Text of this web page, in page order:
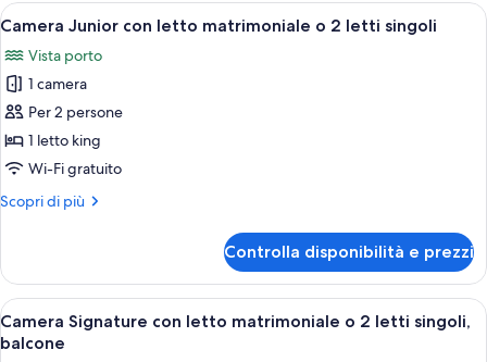
Apri
tutte
le
foto
per
Camera
Junior
letto
2
letti
singoli
Camera Junior con letto
2
Camera Junior con letto matrimoniale o 2 letti singoli
Vista porto
1 camera
Per 2 persone
1 letto king
Wi-Fi gratuito
Scopri di più
Altri
Junior
con
letto
matrimoniale
Controlla disponibilità e prezzi
Apri
tutte
Camera Signature con letto
2
Camera Signature con letto matrimoniale o 2 letti singoli,
balcone